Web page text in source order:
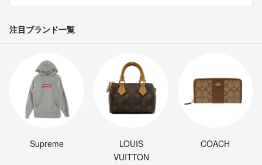
注目ブランド一覧
Supreme
LOUIS
VUITTON
COACH